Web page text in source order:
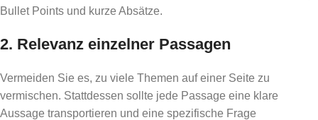
Bullet Points und kurze Absätze.
2. Relevanz einzelner Passagen
Vermeiden Sie es, zu viele Themen auf einer Seite zu
vermischen. Stattdessen sollte jede Passage eine klare
Aussage transportieren und eine spezifische Frage